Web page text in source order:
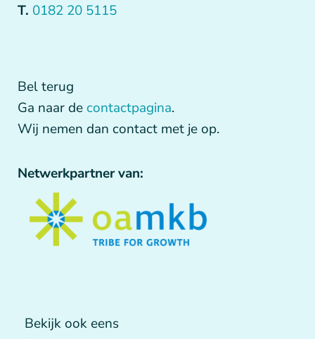
T. 0182 20 5115
Bel terug
Ga naar de contactpagina.
Wij nemen dan contact met je op.
Netwerkpartner van:
Bekijk ook eens